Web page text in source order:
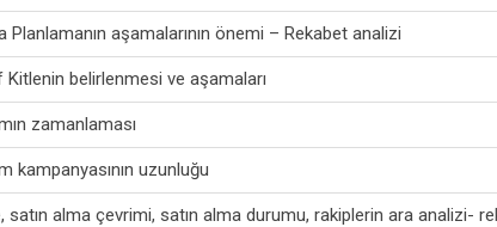
Planlamanın aşamalarının önemi – Rekabet analizi
Kitlenin belirlenmesi ve aşamaları
zamanlaması
kampanyasının uzunluğu
satın alma çevrimi, satın alma durumu, rakiplerin ara analizi-